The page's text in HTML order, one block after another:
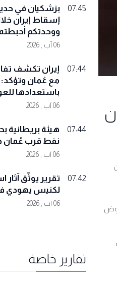
خوض
07:45
بزشكيان في
ووحدتكم أحبطته
06 آب , 2026
07:44
إيران تكشف
مع عُمان وتؤكد:
باستعدادها
06 آب , 2026
07:44
هيئة بريطانية
نفط قرب عُمان
06 آب , 2026
07:42
تقرير يوثّق
لكنيس يهودي
06 آب , 2026
تقارير خاصة